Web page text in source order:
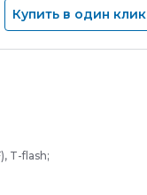
Купить в один клик
T-flash;